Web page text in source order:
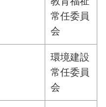
常任委員
会
環境建設
常任委員
会